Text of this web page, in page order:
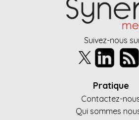
Suivez-nous
Pratique
Contactez-
Qui sommes